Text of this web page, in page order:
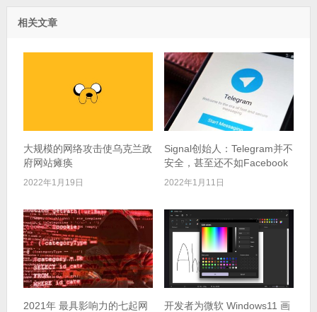
相关文章
大规模的网络攻击使乌克兰政
府网站瘫痪
2022年1月19日
Signal创始人：Telegram并不
安全，甚至还不如Facebook
2022年1月11日
2021年 最具影响力的七起网
开发者为微软 Windows11 画